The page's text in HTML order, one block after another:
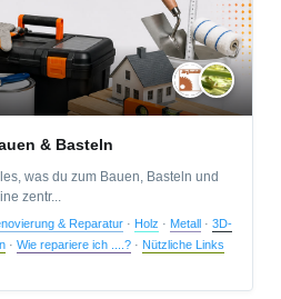
& Basteln
was du zum Bauen, Basteln und
zentr...
& Reparatur · Holz · Metall · 3D-
· Wie repariere ich ....? · Nützliche Links